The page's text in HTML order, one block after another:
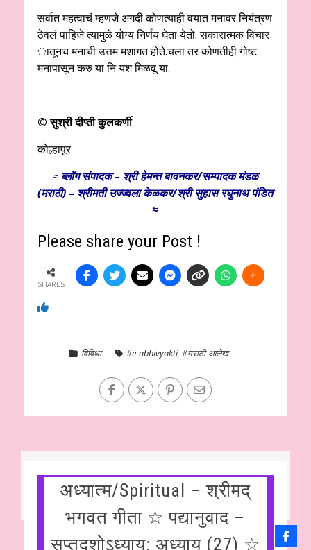
सर्वात महत्वाचं म्हणजे अगदी कोणत्याही वयात मनावर नियंत्रण
ठेवलं पाहिजे त्यामुळे योग्य निर्णय घेता येतो. सकारात्मक विचार
ातूनच मनाची उत्तम मशागत होते.चला तर कोणतीही गोष्ट
मनापासून करु या नि यश मिळवू या.
© सुश्री दीप्ती कुलकर्णी
कोल्हापूर
≈ ब्लॉग संपादक – श्री हेमन्त बावनकर/सम्पादक मंडळ
(मराठी) – श्रीमती उज्ज्वला केळकर/श्री सुहास रघुनाथ पंडित
≈
Please share your Post !
SHARES
विविधा #e-abhivyakti, #मराठी-आलेख
अध्यात्म/Spiritual – श्रीमद्
भगवत गीता ☆ पद्यानुवाद –
सप्तदशोऽध्याय: अध्याय (27) ☆